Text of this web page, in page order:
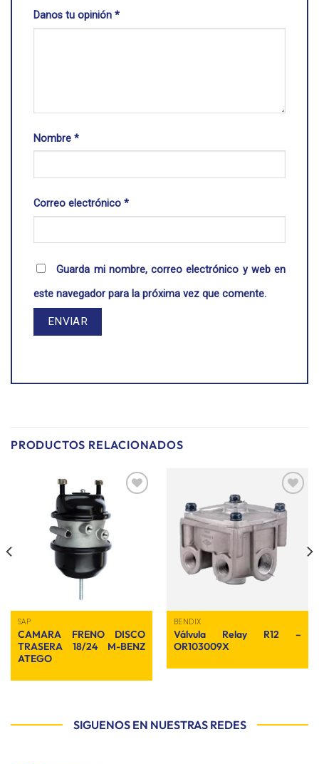
Danos tu opinión *
Nombre *
Correo electrónico *
Guarda mi nombre, correo electrónico y web en
este navegador para la próxima vez que comente.
PRODUCTOS RELACIONADOS
SAP
CAMARA FRENO DISCO
TRASERA 18/24 M-BENZ
ATEGO
Añadir
a la
lista de
BENDIX
Válvula Relay R12 –
OR103009X
SIGUENOS EN NUESTRAS REDES